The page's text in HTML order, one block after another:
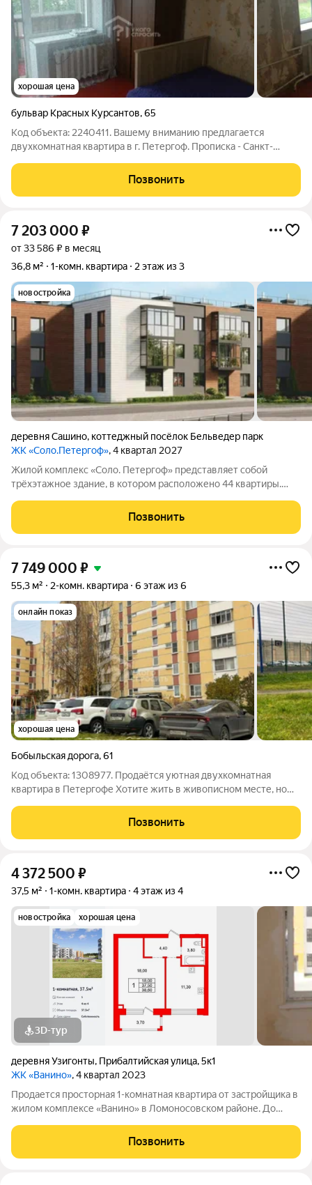
хорошая цена
бульвар Красных Курсантов,65
Код объекта: 2240411. Вашему вниманию предлагается
двухкомнатная квартира в г. Петергоф. Прописка - Санкт-
ж/д станции "Старый Петергоф" и остановки автобусов до
СПб. Рядом рынок, магазин
Позвонить
7 203 000 ₽
от 33 586 ₽ в месяц
36,8 м²
1-комн. квартира 2 этаж из 3
новостройка
деревня Сашино, коттеджный посёлок Бельведер парк
ЖК «Соло.Петергоф», 4 квартал 2027
Жилой комплекс «Соло. Петергоф» представляет собой
трёхэтажное здание, в котором расположено 44 квартиры.
близости к Петергофу, а также
Позвонить
7 749 000 ₽
55,3 м² 2-комн. квартира 6 этаж из 6
онлайн показ
хорошая цена
Бобыльская дорога,61
Код объекта: 1308977. Продаётся уютная двухкомнатная
квартира в Петергофе Хотите жить в живописном месте, но
Продаётся двухкомнатная квартира площадью 55,3 кв. м на
шестом этаже панельного дома
Позвонить
4 372 500 ₽
37,5 м² 1-комн. квартира 4 этаж из 4
новостройка хорошая цена
3D-тур
деревня Узигонты, Прибалтийская улица,5к1
ЖК «Ванино», 4 квартал 2023
Продается просторная 1-комнатная квартира от застройщика в
жилом комплексе «Ванино» в Ломоносовском районе. До
Удобная, классическая планировка. Общая площадь квартиры -
37.5 м, высота потолка
Позвонить